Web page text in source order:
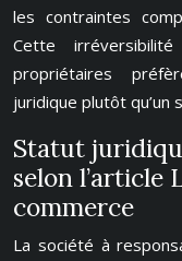
les contraintes
Cette
propriétaires
juridique plutôt qu’un
Statut
selon l’article
commerce
La société à